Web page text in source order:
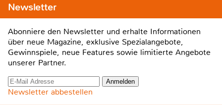
Newsletter
Abonniere den Newsletter und erhalte Informationen
über neue Magazine, exklusive Spezialangebote,
Gewinnspiele, neue Features sowie limitierte Angebote
unserer Partner.
Newsletter abbestellen